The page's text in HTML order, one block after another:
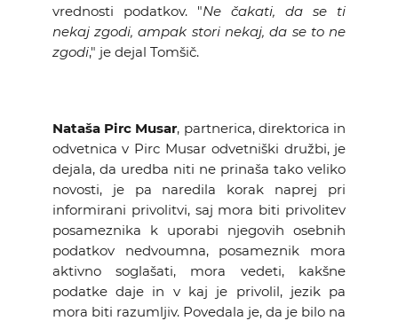
vrednosti podatkov. "Ne čakati, da se ti
nekaj zgodi, ampak stori nekaj, da se to ne
zgodi," je dejal Tomšič.
Nataša Pirc Musar, partnerica, direktorica in
odvetnica v Pirc Musar odvetniški družbi, je
dejala, da uredba niti ne prinaša tako veliko
novosti, je pa naredila korak naprej pri
informirani privolitvi, saj mora biti privolitev
posameznika k uporabi njegovih osebnih
podatkov nedvoumna, posameznik mora
aktivno soglašati, mora vedeti, kakšne
podatke daje in v kaj je privolil, jezik pa
mora biti razumljiv. Povedala je, da je bilo na